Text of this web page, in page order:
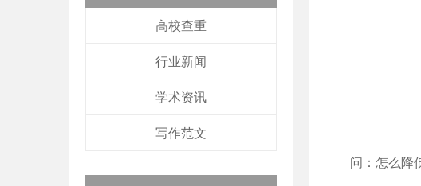
高校查重
行业新闻
学术资讯
写作范文
问：怎么降